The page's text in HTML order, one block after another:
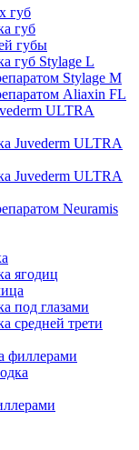
губ
губ
губы
губ Stylage L
Stylage M
Aliaxin FL
ULTRA
Juvederm ULTRA
Juvederm ULTRA
Neuramis
ягодиц
под глазами
средней трети
филлерами